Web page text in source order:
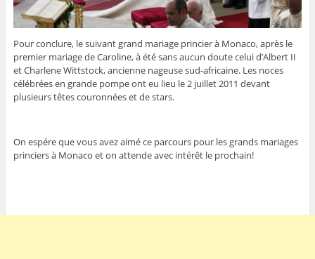
Pour conclure, le suivant grand mariage princier à Monaco, après le
premier mariage de Caroline, à été sans aucun doute celui d’Albert II
et Charlene Wittstock, ancienne nageuse sud-africaine. Les noces
célébrées en grande pompe ont eu lieu le 2 juillet 2011 devant
plusieurs têtes couronnées et de stars.
On espére que vous avez aimé ce parcours pour les grands mariages
princiers à Monaco et on attende avec intérêt le prochain!